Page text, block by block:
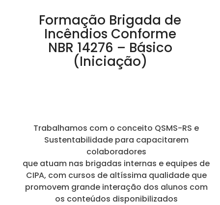
Formação Brigada de
Incêndios Conforme
NBR 14276 – Básico
(Iniciação)
Trabalhamos com o conceito QSMS-RS e
Sustentabilidade para capacitarem
colaboradores
que atuam nas brigadas internas e equipes de
CIPA, com cursos de altíssima qualidade que
promovem grande interação dos alunos com
os conteúdos disponibilizados